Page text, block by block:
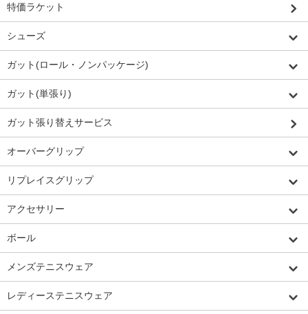
特価ラケット
シューズ
ガット(ロール・ノンパッケージ)
ガット(単張り)
ガット張り替えサービス
オーバーグリップ
リプレイスグリップ
アクセサリー
ボール
メンズテニスウェア
レディーステニスウェア